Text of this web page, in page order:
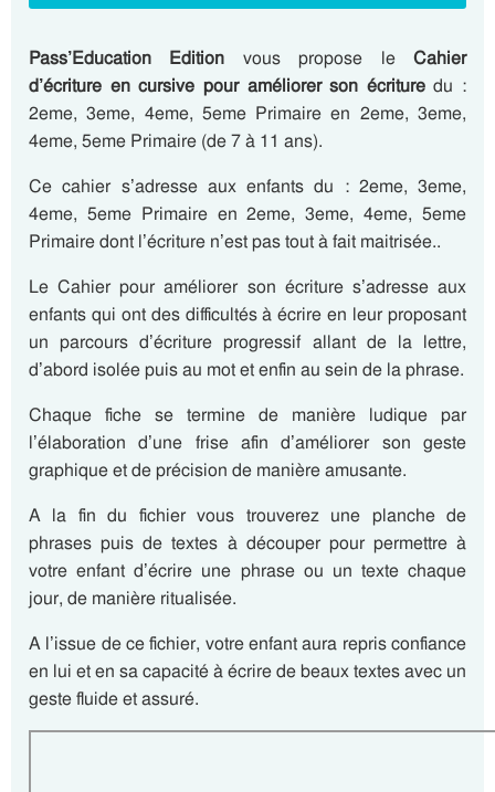
Pass’Education Edition vous propose leCahier
d’écriture en cursive pour améliorer son écrituredu :
2eme, 3eme, 4eme, 5eme Primaire en 2eme, 3eme,
4eme, 5eme Primaire (de 7 à 11 ans).
Ce cahier s’adresse aux enfants du : 2eme, 3eme,
4eme, 5eme Primaire en 2eme, 3eme, 4eme, 5eme
Primaire dont l’écriture n’est pas tout à fait maitrisée..
Le Cahier pour améliorer son écriture s’adresse aux
enfants qui ont des difficultés à écrire en leur proposant
un parcours d’écriture progressif allant de la lettre,
d’abord isolée puis au mot et enfin au sein de la phrase.
Chaque fiche se termine de manière ludique par
l’élaboration d’une frise afin d’améliorer son geste
graphique et de précision de manière amusante.
A la fin du fichier vous trouverez une planche de
phrases puis de textes à découper pour permettre à
votre enfant d’écrire une phrase ou un texte chaque
jour, de manière ritualisée.
A l’issue de ce fichier, votre enfant aura repris confiance
en lui et en sa capacité à écrire de beaux textes avec un
geste fluide et assuré.